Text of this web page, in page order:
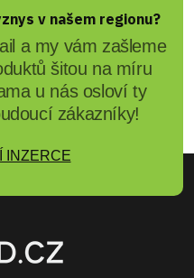
v našem regionu?
a my vám zašleme
šitou na míru
u nás osloví ty
zákazníky!
INZERCE